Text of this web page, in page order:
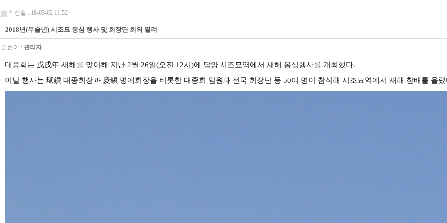
작성일 : 18-03-02 11:52
2018년(무술년) 시조묘 봉심 행사 및 회장단 회의 열려
글쓴이 : 관리자
대종회는 戊戌年 새해를 맞이해 지난 2월 26일(오전 12시)에 담양 시조묘역에서 새해 봉심행사를 개최했다.
이날 행사는 珷鎭 대종회장과 慶鎭 명예회장을 비롯한 대종회 임원과 전국 회장단 등 50여 명이 참석해 시조묘역에서 새해 참배를 올렸